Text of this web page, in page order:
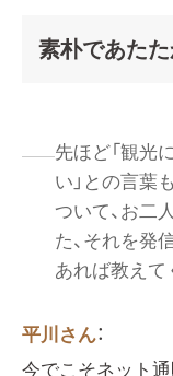
素朴であた
先ほど「観光
い」との言葉
ついて、お二
た、それを発
あれば教えて
平川さん：
今でこそネット